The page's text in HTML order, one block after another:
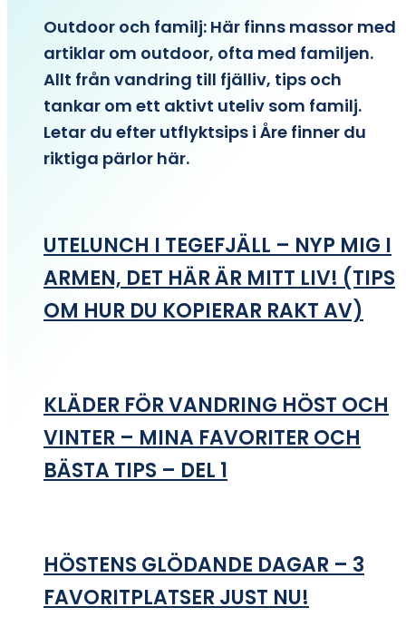
Outdoor och familj: Här finns massor med
artiklar om outdoor, ofta med familjen.
Allt från vandring till fjälliv, tips och
tankar om ett aktivt uteliv som familj.
Letar du efter utflyktsips i Åre finner du
riktiga pärlor här.
UTELUNCH I TEGEFJÄLL – NYP MIG I
ARMEN, DET HÄR ÄR MITT LIV! (TIPS
OM HUR DU KOPIERAR RAKT AV)
KLÄDER FÖR VANDRING HÖST OCH
VINTER – MINA FAVORITER OCH
BÄSTA TIPS – DEL 1
HÖSTENS GLÖDANDE DAGAR – 3
FAVORITPLATSER JUST NU!